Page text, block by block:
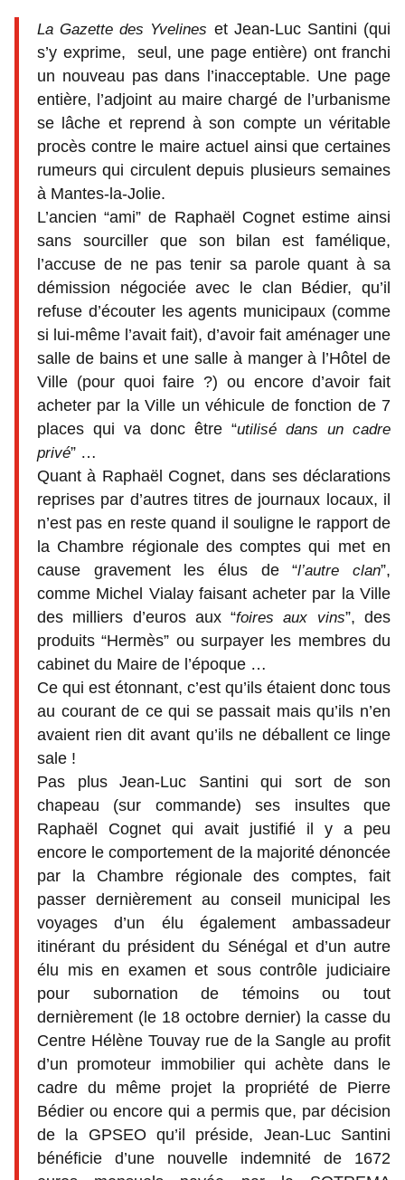
La Gazette des Yvelines et Jean-Luc Santini (qui
s’y exprime, seul, une page entière) ont franchi
un nouveau pas dans l’inacceptable. Une page
entière, l’adjoint au maire chargé de l’urbanisme
se lâche et reprend à son compte un véritable
procès contre le maire actuel ainsi que certaines
rumeurs qui circulent depuis plusieurs semaines
à Mantes-la-Jolie.
L’ancien “ami” de Raphaël Cognet estime ainsi
sans sourciller que son bilan est famélique,
l’accuse de ne pas tenir sa parole quant à sa
démission négociée avec le clan Bédier, qu’il
refuse d’écouter les agents municipaux (comme
si lui-même l’avait fait), d’avoir fait aménager une
salle de bains et une salle à manger à l’Hôtel de
Ville (pour quoi faire ?) ou encore d’avoir fait
acheter par la Ville un véhicule de fonction de 7
places qui va donc être “utilisé dans un cadre
privé” …
Quant à Raphaël Cognet, dans ses déclarations
reprises par d’autres titres de journaux locaux, il
n’est pas en reste quand il souligne le rapport de
la Chambre régionale des comptes qui met en
cause gravement les élus de “l’autre clan”,
comme Michel Vialay faisant acheter par la Ville
des milliers d’euros aux “foires aux vins”, des
produits “Hermès” ou surpayer les membres du
cabinet du Maire de l’époque …
Ce qui est étonnant, c’est qu’ils étaient donc tous
au courant de ce qui se passait mais qu’ils n’en
avaient rien dit avant qu’ils ne déballent ce linge
sale !
Pas plus Jean-Luc Santini qui sort de son
chapeau (sur commande) ses insultes que
Raphaël Cognet qui avait justifié il y a peu
encore le comportement de la majorité dénoncée
par la Chambre régionale des comptes, fait
passer dernièrement au conseil municipal les
voyages d’un élu également ambassadeur
itinérant du président du Sénégal et d’un autre
élu mis en examen et sous contrôle judiciaire
pour subornation de témoins ou tout
dernièrement (le 18 octobre dernier) la casse du
Centre Hélène Touvay rue de la Sangle au profit
d’un promoteur immobilier qui achète dans le
cadre du même projet la propriété de Pierre
Bédier ou encore qui a permis que, par décision
de la GPSEO qu’il préside, Jean-Luc Santini
bénéficie d’une nouvelle indemnité de 1672